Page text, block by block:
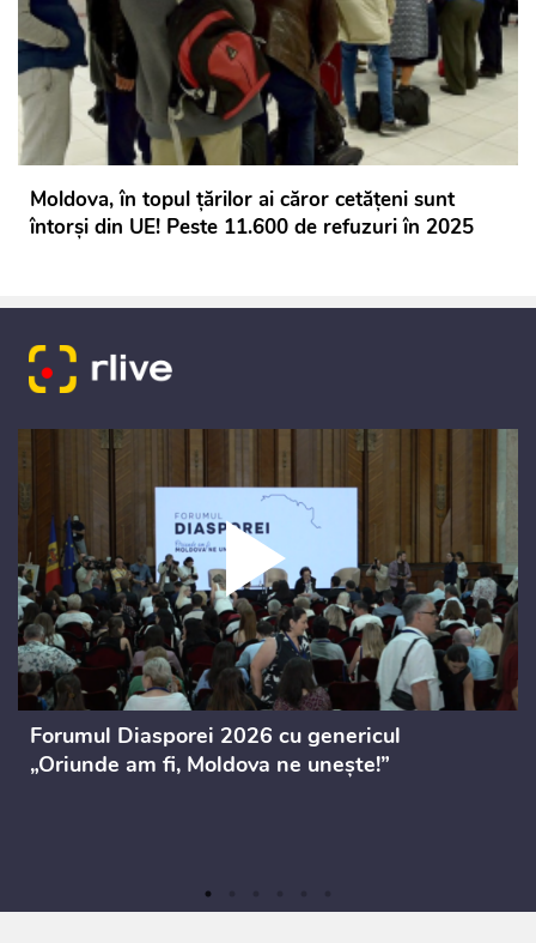
Moldova, în topul țărilor ai căror cetățeni sunt
întorși din UE! Peste 11.600 de refuzuri în 2025
Forumul Diasporei 2026 cu genericul
„Oriunde am fi, Moldova ne unește!”